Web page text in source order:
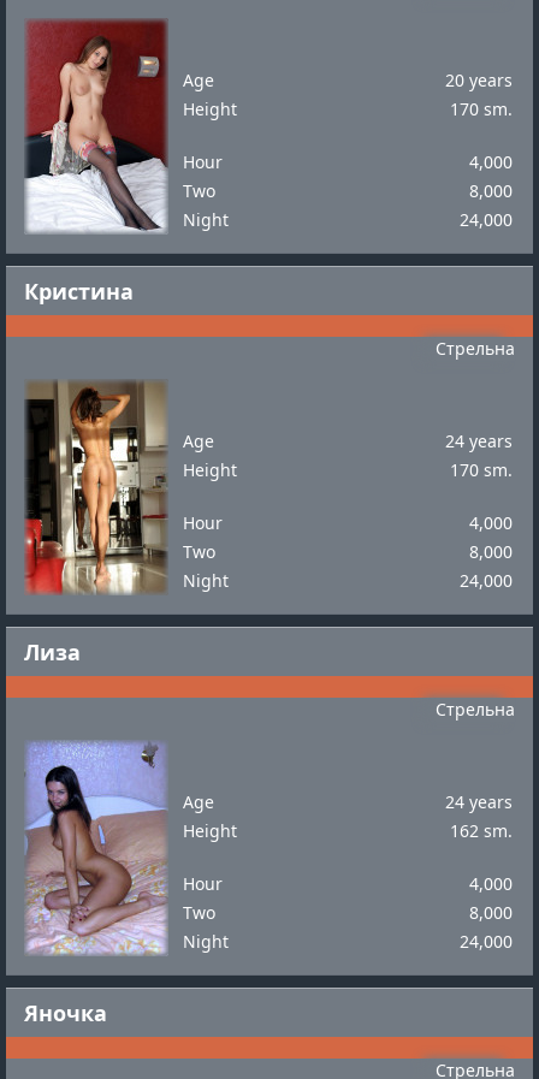
Age
20 years
Height
170 sm.
Hour
4,000
Two
8,000
Night
24,000
Кристина
Стрельна
Age
24 years
Height
170 sm.
Hour
4,000
Two
8,000
Night
24,000
Лиза
Стрельна
Age
24 years
Height
162 sm.
Hour
4,000
Two
8,000
Night
24,000
Яночка
Стрельна